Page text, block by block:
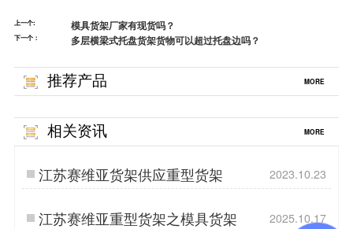
上一个: 模具货架厂家有现货吗？
下一个： 多层横梁式托盘货架货物可以超过托盘边吗？
推荐产品 MORE
相关资讯 MORE
江苏赛维亚货架供应重型货架 2023.10.23
江苏赛维亚重型货架之模具货架 2025.10.17